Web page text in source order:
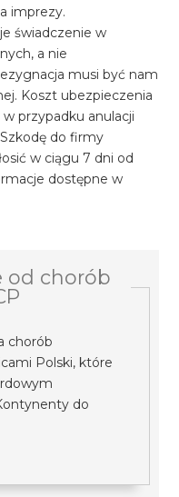
imprezy.
świadczenie w
a nie
musi być nam
Koszt ubezpieczenia
przypadku anulacji
do firmy
w ciągu 7 dni od
dostępne w
od chorób
chorób
Polski, które
do